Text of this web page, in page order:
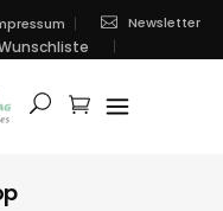
Newsletter